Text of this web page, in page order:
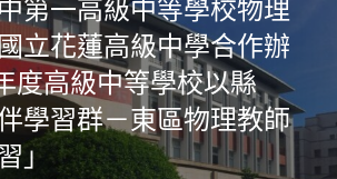
第一高級中等學校物理
立花蓮高級中學合作辦
度高級中等學校以縣
學習群－東區物理教師
」